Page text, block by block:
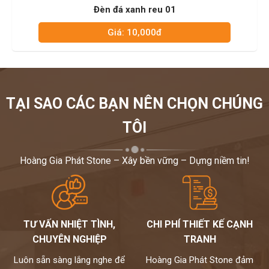
TẠI SAO CÁC BẠN NÊN CHỌN CHÚNG
TÔI
Hoàng Gia Phát Stone – Xây bền vững – Dựng niềm tin!
TƯ VẤN NHIỆT TÌNH,
CHUYÊN NGHIỆP
Luôn sẵn sàng lắng nghe để
CHI PHÍ THIẾT KẾ CẠNH
TRANH
Hoàng Gia Phát Stone đảm